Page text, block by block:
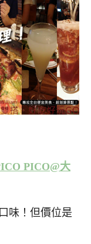
PICO@大
味！但價位是